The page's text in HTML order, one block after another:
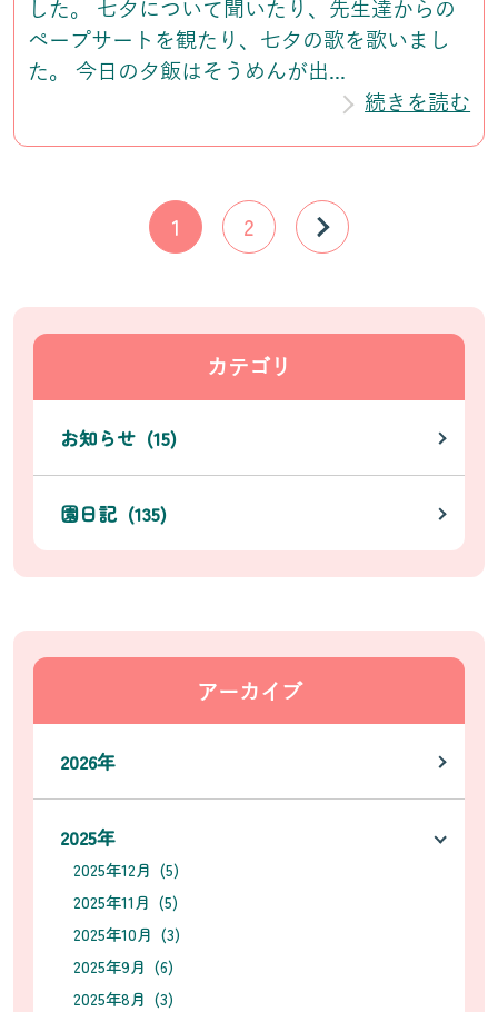
した。 七夕について聞いたり、先生達からの
ペープサートを観たり、七夕の歌を歌いまし
た。 今日の夕飯はそうめんが出...
続きを読む
1 2
カテゴリ
お知らせ (15)
園日記 (135)
アーカイブ
2026年
2025年
2025年12月 (5)
2025年11月 (5)
2025年10月 (3)
2025年9月 (6)
2025年8月 (3)